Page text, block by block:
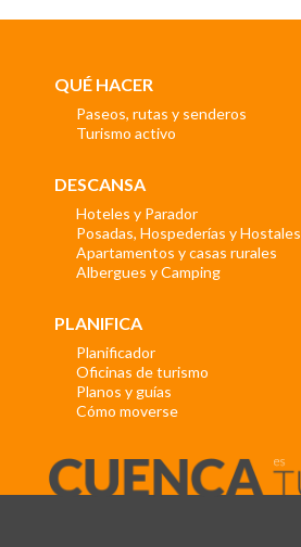
QUÉ HACER
Paseos, rutas y senderos
Turismo activo
DESCANSA
Hoteles y Parador
Posadas, Hospederías y Hostales
Apartamentos y casas rurales
Albergues y Camping
PLANIFICA
Planificador
Oficinas de turismo
Planos y guías
Cómo moverse